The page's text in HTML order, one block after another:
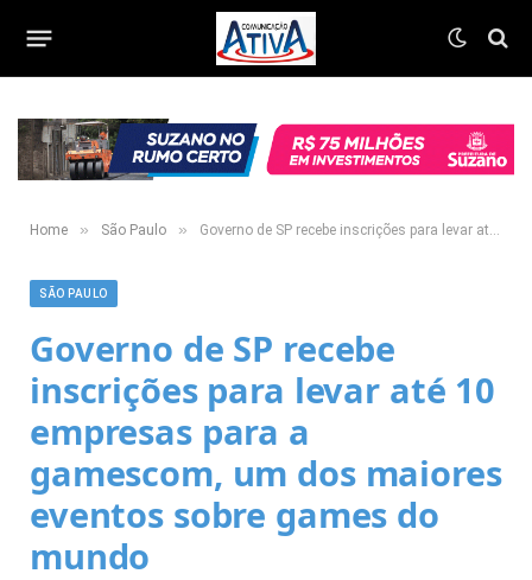
Home » São Paulo » Governo de SP recebe inscrições para levar até 10 empresas para a gamescom, um dos maiores eventos sobre games do mundo
SÃO PAULO
Governo de SP recebe
inscrições para levar até 10
empresas para a
gamescom, um dos maiores
eventos sobre games do
mundo